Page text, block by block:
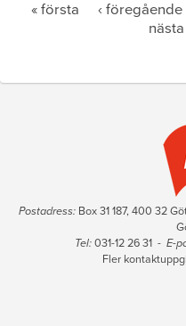
« första ‹ föregående
nästa
Postadress: Box 31 187, 400 32
Tel:031-12 26 31 - E-
Fler